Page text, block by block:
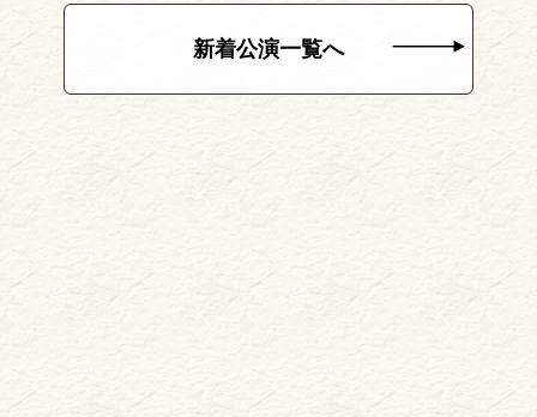
新着公演一覧へ